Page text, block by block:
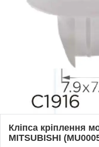
Кліпса кріплення
MITSUBISHI